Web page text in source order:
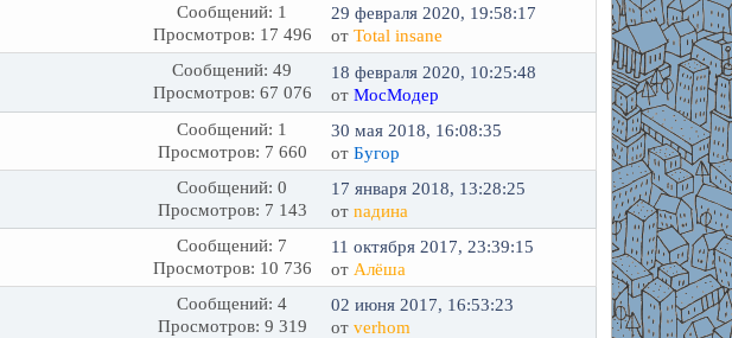
Сообщений: 1
Просмотров: 17 496
29 февраля 2020, 19:58:17
отTotal insane
Сообщений: 49
Просмотров: 67 076
18 февраля 2020, 10:25:48
отМосМодер
Сообщений: 1
Просмотров: 7 660
30 мая 2018, 16:08:35
отБугор
Сообщений: 0
Просмотров: 7 143
17 января 2018, 13:28:25
отnaдина
Сообщений: 7
Просмотров: 10 736
11 октября 2017, 23:39:15
от Алёша
Сообщений: 4
Просмотров: 9 319
02 июня 2017, 16:53:23
отverhom